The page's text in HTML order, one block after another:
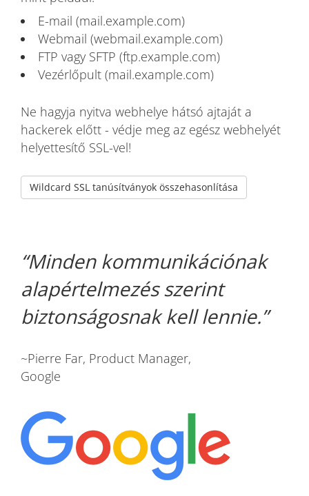
E-mail (mail.example.com)
Webmail (webmail.example.com)
FTP vagy SFTP (ftp.example.com)
Vezérlőpult (mail.example.com)
Ne hagyja nyitva webhelye hátsó ajtaját a
hackerek előtt - védje meg az egész webhelyét
helyettesítő SSL-vel!
Wildcard SSL tanúsítványok összehasonlítása
Minden kommunikációnak
alapértelmezés szerint
biztonságosnak kell lennie.
~Pierre Far, Product Manager,
Google